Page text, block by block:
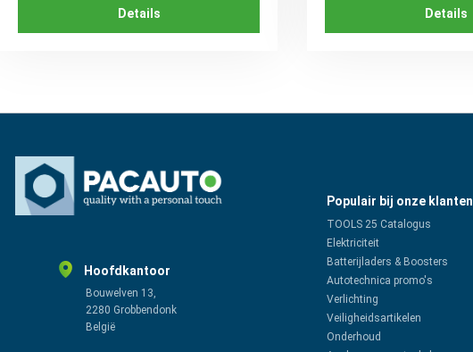
Details Details
Hoofdkantoor
Bouwelven 13,
2280 Grobbendonk
België
Populair bij onze klanten
TOOLS 25 Catalogus
Elektriciteit
Batterijladers & Boosters
Autotechnica promo's
Verlichting
Veiligheidsartikelen
Onderhoud